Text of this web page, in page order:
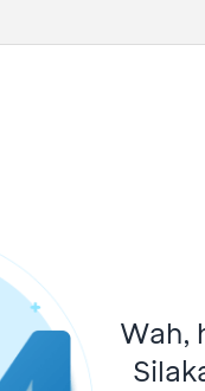
Wah,